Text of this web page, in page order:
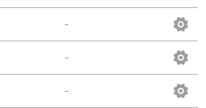
-
-
-